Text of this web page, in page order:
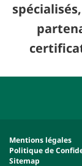
Mentions légales
Politique de
Sitemap